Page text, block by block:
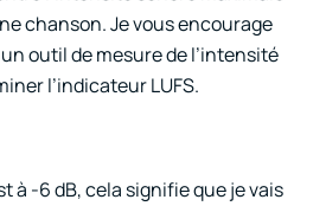
chanson. Je vous encourage
outil de mesure de l’intensité
l’indicateur LUFS.
à -6 dB, cela signifie que je vais